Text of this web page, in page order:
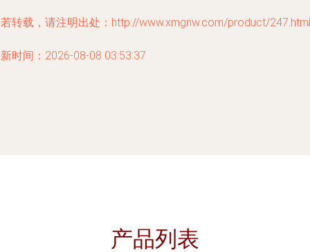
转载，请注明出处：http://www.xmgnw.com/product/247.html
时间：2026-08-08 03:53:37
产品列表